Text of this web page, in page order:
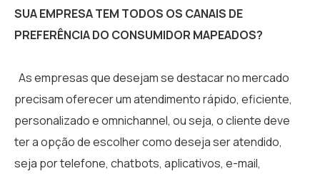
SUA EMPRESA TEM TODOS OS CANAIS DE
PREFERÊNCIA DO CONSUMIDOR MAPEADOS?
As empresas que desejam se destacar no mercado
precisam oferecer um atendimento rápido, eficiente,
personalizado e omnichannel, ou seja, o cliente deve
ter a opção de escolher como deseja ser atendido,
seja por telefone, chatbots, aplicativos, e-mail,